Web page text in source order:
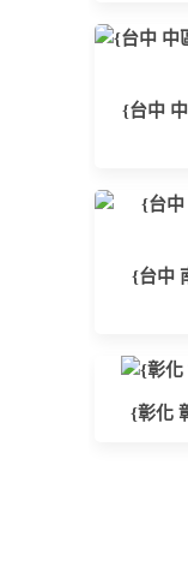
{台中
{台中
{彰化